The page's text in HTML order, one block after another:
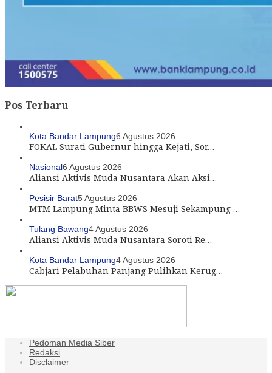
Pos Terbaru
Kota Bandar Lampung6 Agustus 2026
FOKAL Surati Gubernur hingga Kejati, Sor…
Nasional6 Agustus 2026
Aliansi Aktivis Muda Nusantara Akan Aksi…
Pesisir Barat5 Agustus 2026
MTM Lampung Minta BBWS Mesuji Sekampung …
Tulang Bawang4 Agustus 2026
Aliansi Aktivis Muda Nusantara Soroti Re…
Kota Bandar Lampung4 Agustus 2026
Cabjari Pelabuhan Panjang Pulihkan Kerug…
Pedoman Media Siber
Redaksi
Disclaimer